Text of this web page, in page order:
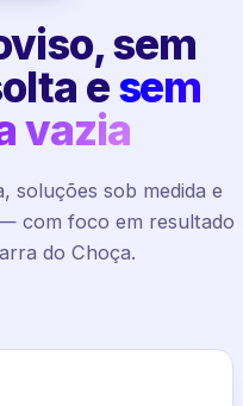
sem
esem
vazia
soluções sob medida e
com foco em resultado
do Choça.